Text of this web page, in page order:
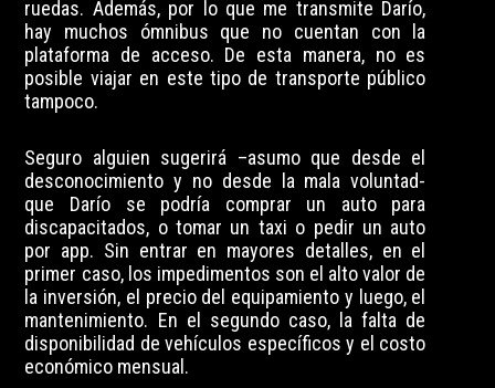
ruedas. Además, por lo que me transmite Darío,
hay muchos ómnibus que no cuentan con la
plataforma de acceso. De esta manera, no es
posible viajar en este tipo de transporte público
tampoco.
Seguro alguien sugerirá –asumo que desde el
desconocimiento y no desde la mala voluntad-
que Darío se podría comprar un auto para
discapacitados, o tomar un taxi o pedir un auto
por app. Sin entrar en mayores detalles, en el
primer caso, los impedimentos son el alto valor de
la inversión, el precio del equipamiento y luego, el
mantenimiento. En el segundo caso, la falta de
disponibilidad de vehículos específicos y el costo
económico mensual.